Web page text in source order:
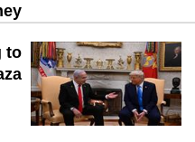
to